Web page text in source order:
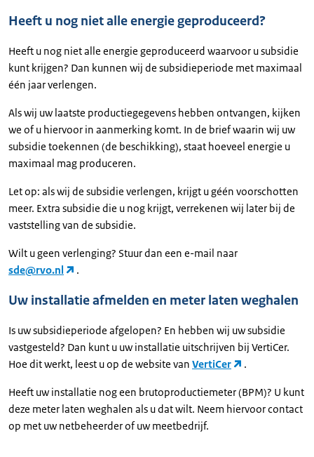
Heeft u nog niet alle energie geproduceerd?
Heeft u nog niet alle energie geproduceerd waarvoor u subsidie
kunt krijgen? Dan kunnen wij de subsidieperiode met maximaal
één jaar verlengen.
Als wij uw laatste productiegegevens hebben ontvangen, kijken
we of u hiervoor in aanmerking komt. In de brief waarin wij uw
subsidie toekennen (de beschikking), staat hoeveel energie u
maximaal mag produceren.
Let op: als wij de subsidie verlengen, krijgt u géén voorschotten
meer. Extra subsidie die u nog krijgt, verrekenen wij later bij de
vaststelling van de subsidie.
Wilt u geen verlenging? Stuur dan een e-mail naar
sde@rvo.nl
.
Uw installatie afmelden en meter laten weghalen
Is uw subsidieperiode afgelopen? En hebben wij uw subsidie
vastgesteld? Dan kunt u uw installatie uitschrijven bij VertiCer.
Hoe dit werkt, leest u op de website van VertiCer .
Heeft uw installatie nog een brutoproductiemeter (BPM)? U kunt
deze meter laten weghalen als u dat wilt. Neem hiervoor contact
op met uw netbeheerder of uw meetbedrijf.